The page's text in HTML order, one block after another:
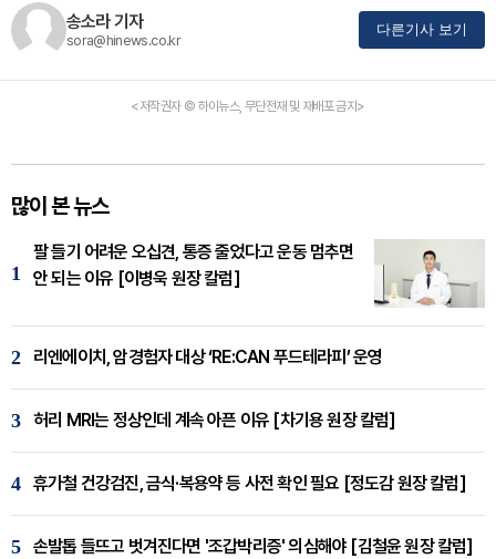
송소라 기자
sora@hinews.co.kr
다른기사 보기
<저작권자 © 하이뉴스, 무단전재 및 재배포 금지>
많이 본 뉴스
1
팔 들기 어려운 오십견, 통증 줄었다고 운동 멈추면
안 되는 이유 [이병욱 원장 칼럼]
2 리엔에이치, 암경험자 대상 ‘RE:CAN 푸드테라피’ 운영
3 허리 MRI는 정상인데 계속 아픈 이유 [차기용 원장 칼럼]
4 휴가철 건강검진, 금식·복용약 등 사전 확인 필요 [정도감 원장 칼럼]
5 손발톱 들뜨고 벗겨진다면 '조갑박리증' 의심해야 [김철윤 원장 칼럼]